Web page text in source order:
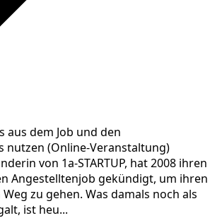
aus dem Job und den
nutzen (Online-Veranstaltung)
von 1a-STARTUP, hat 2008 ihren
Angestelltenjob gekündigt, um ihren
zu gehen. Was damals noch als
ist heu...